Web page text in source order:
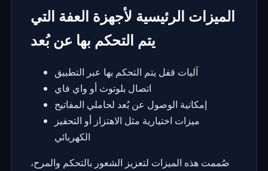
الميزات الرئيسية لأجهزة العفة التي
يتم التحكم بها عن بُعد
آليات قفل يتم التحكم بها عبر التطبيق
اتصال بلوتوث أو واي فاي
إمكانية الوصول عن بُعد لحاملي المفاتيح
ميزات اختيارية مثل الاهتزاز أو التحفيز
الكهربائي
صُممت هذه الميزات لتعزيز الشعور بالتحكم والمرح،